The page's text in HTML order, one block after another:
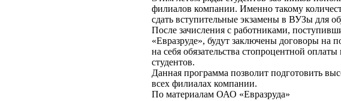
филиалов компании. Именно такому
сдать вступительные экзамены в ВУЗы для
После зачисления с работниками,
«Евразруде», будут заключены договоры на
на себя обязательства стопроцентной
студентов.
Данная программа позволит подготовить
всех филиалах компании.
По материалам ОАО «Евразруда»